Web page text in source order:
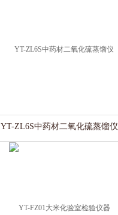
YT-ZL6S中药材二氧化硫蒸馏仪